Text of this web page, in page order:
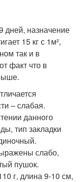
дней, назначение
15 кг с 1м²,
так и в
факт что в
– слабая.
данного
тип закладки
слабо,
пушок.
г, длина 9-10 см,